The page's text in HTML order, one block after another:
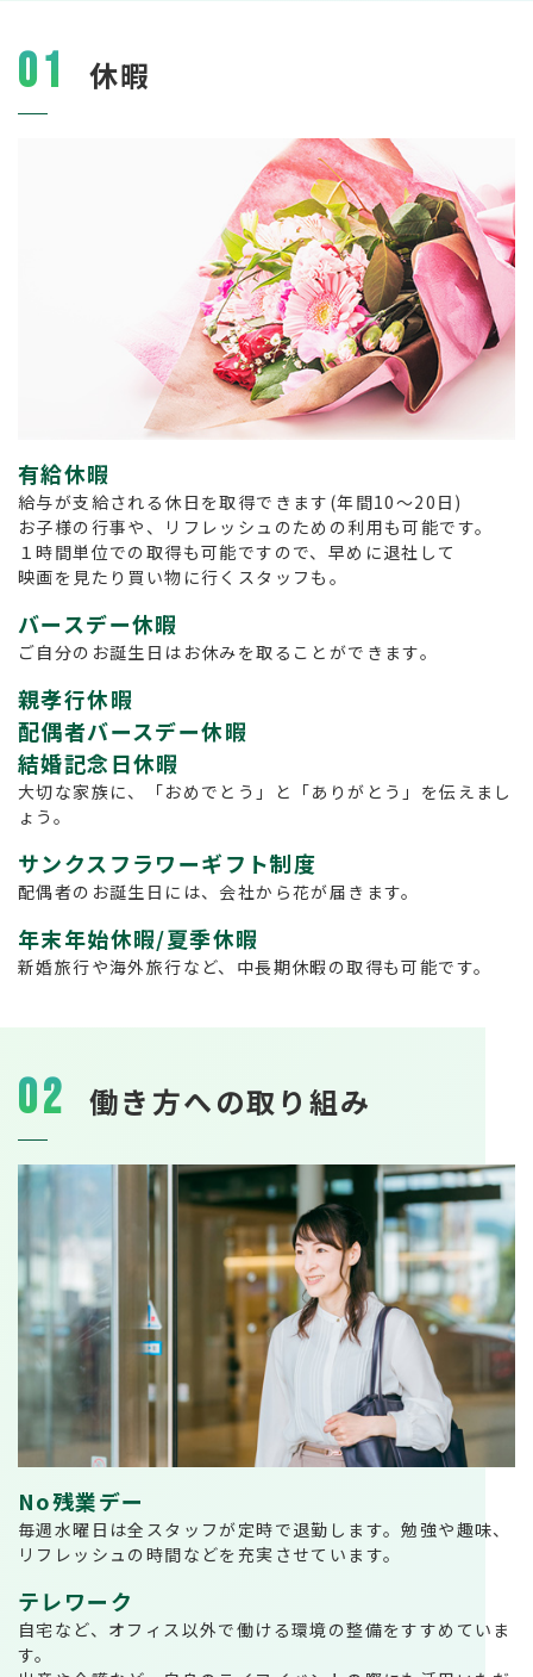
01 休暇
有給休暇
給与が支給される休日を取得できます(年間10～20日)
お子様の行事や、リフレッシュのための利用も可能です。
１時間単位での取得も可能ですので、早めに退社して
映画を見たり買い物に行くスタッフも。
バースデー休暇
ご自分のお誕生日はお休みを取ることができます。
親孝行休暇
配偶者バースデー休暇
結婚記念日休暇
大切な家族に、「おめでとう」と「ありがとう」を伝えまし
ょう。
サンクスフラワーギフト制度
配偶者のお誕生日には、会社から花が届きます。
年末年始休暇/夏季休暇
新婚旅行や海外旅行など、中長期休暇の取得も可能です。
02 働き方への取り組み
No残業デー
毎週水曜日は全スタッフが定時で退勤します。勉強や趣味、
リフレッシュの時間などを充実させています。
テレワーク
自宅など、オフィス以外で働ける環境の整備をすすめていま
す。